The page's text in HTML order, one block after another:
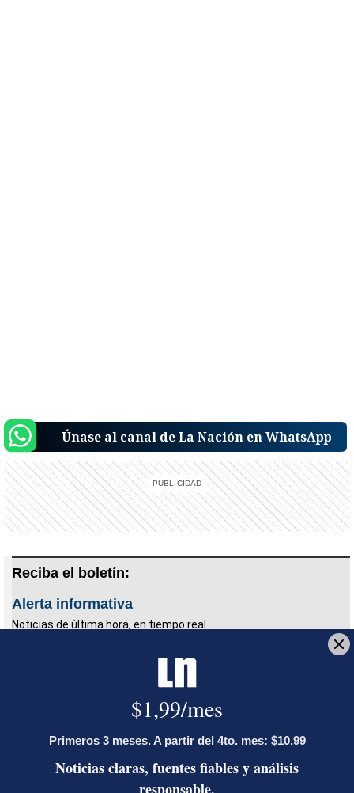
Únase al canal de La Nación en WhatsApp
Reciba el boletín:
Alerta informativa
Noticias de última hora, en tiempo real
Antártida Christiana Figueres